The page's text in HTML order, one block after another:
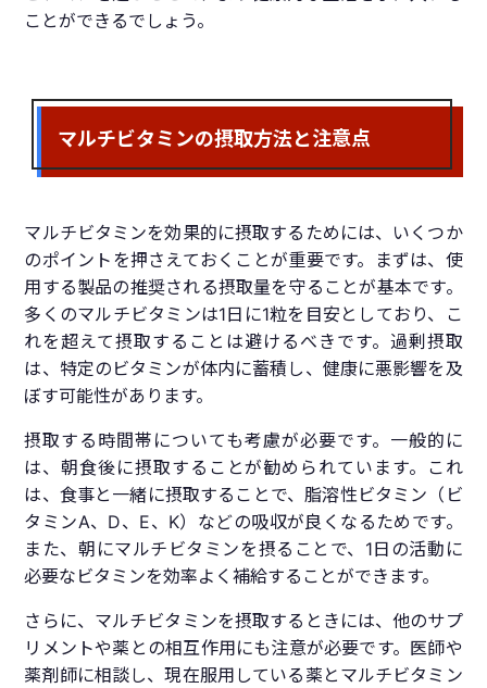
ことができるでしょう。
マルチビタミンの摂取方法と注意点
マルチビタミンを効果的に摂取するためには、いくつか
のポイントを押さえておくことが重要です。まずは、使
用する製品の推奨される摂取量を守ることが基本です。
多くのマルチビタミンは1日に1粒を目安としており、こ
れを超えて摂取することは避けるべきです。過剰摂取
は、特定のビタミンが体内に蓄積し、健康に悪影響を及
ぼす可能性があります。
摂取する時間帯についても考慮が必要です。一般的に
は、朝食後に摂取することが勧められています。これ
は、食事と一緒に摂取することで、脂溶性ビタミン（ビ
タミンA、D、E、K）などの吸収が良くなるためです。
また、朝にマルチビタミンを摂ることで、1日の活動に
必要なビタミンを効率よく補給することができます。
さらに、マルチビタミンを摂取するときには、他のサプ
リメントや薬との相互作用にも注意が必要です。医師や
薬剤師に相談し、現在服用している薬とマルチビタミン